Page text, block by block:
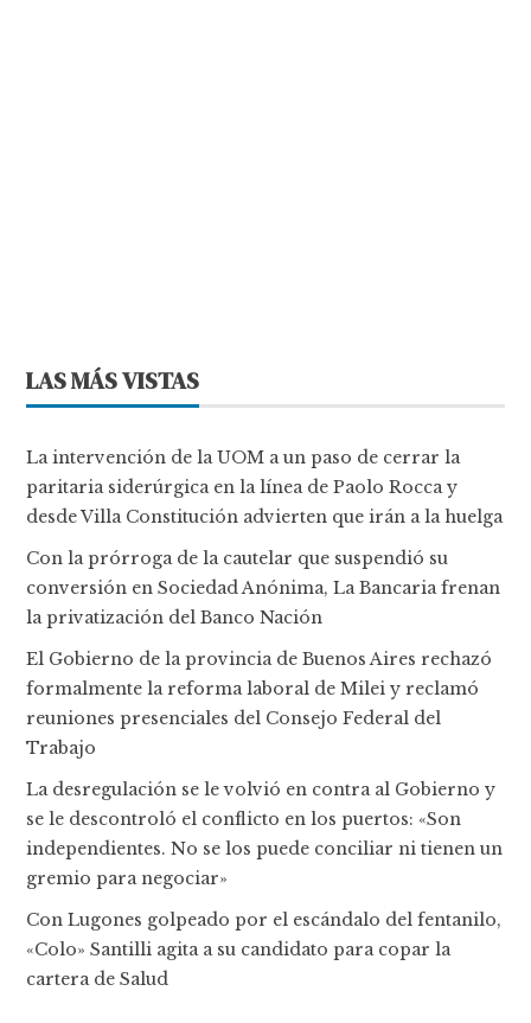
LAS MÁS VISTAS
La intervención de la UOM a un paso de cerrar la
paritaria siderúrgica en la línea de Paolo Rocca y
desde Villa Constitución advierten que irán a la huelga
Con la prórroga de la cautelar que suspendió su
conversión en Sociedad Anónima, La Bancaria frenan
la privatización del Banco Nación
El Gobierno de la provincia de Buenos Aires rechazó
formalmente la reforma laboral de Milei y reclamó
reuniones presenciales del Consejo Federal del
Trabajo
La desregulación se le volvió en contra al Gobierno y
se le descontroló el conflicto en los puertos: «Son
independientes. No se los puede conciliar ni tienen un
gremio para negociar»
Con Lugones golpeado por el escándalo del fentanilo,
«Colo» Santilli agita a su candidato para copar la
cartera de Salud